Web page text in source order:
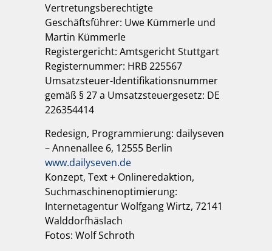
Vertretungsberechtigte
Geschäftsführer: Uwe Kümmerle und
Martin Kümmerle
Registergericht: Amtsgericht Stuttgart
Registernummer: HRB 225567
Umsatzsteuer-Identifikationsnummer
gemäß § 27 a Umsatzsteuergesetz: DE
226354414
Redesign, Programmierung: dailyseven
– Annenallee 6, 12555 Berlin
www.dailyseven.de
Konzept, Text + Onlineredaktion,
Suchmaschinenoptimierung:
Internetagentur Wolfgang Wirtz, 72141
Walddorfhäslach
Fotos: Wolf Schroth